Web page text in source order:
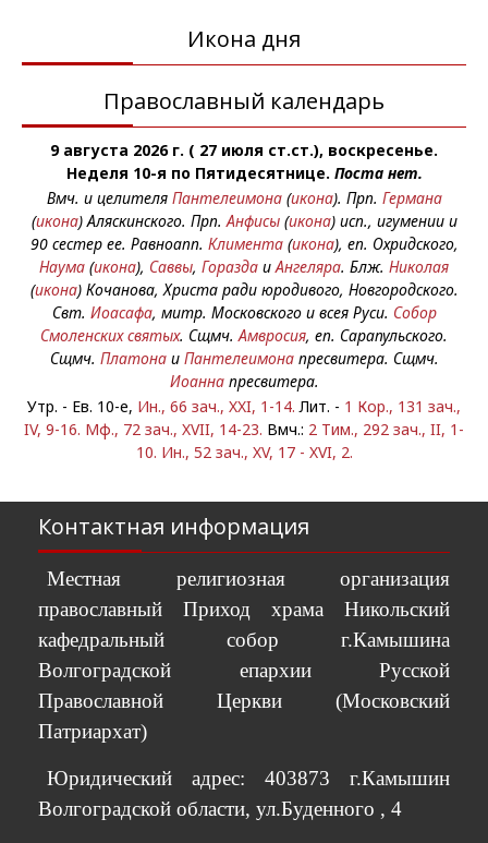
Икона дня
Православный календарь
9 августа 2026 г. ( 27 июля ст.ст.), воскресенье.
Неделя 10-я по Пятидесятнице. Поста нет.
Вмч. и целителя Пантелеимона(икона). Прп. Германа
(икона) Аляскинского. Прп.Анфисы(икона) исп., игумении и
90 сестер ее. Равноапп. Климента(икона), еп. Охридского,
Наума (икона), Саввы, Горазда иАнгеляра. Блж. Николая
(икона) Кочанова, Христа ради юродивого, Новгородского.
Свт. Иоасафа, митр. Московского и всея Руси. Собор
Смоленских святых. Сщмч.Амвросия, еп. Сарапульского.
Сщмч. Платонаи Пантелеимонапресвитера. Сщмч.
Иоаннапресвитера.
Утр. - Ев. 10-е, Ин., 66 зач., XXI, 1-14. Лит. - 1 Кор., 131 зач.,
IV, 9-16. Мф., 72 зач., XVII, 14-23. Вмч.: 2 Тим., 292 зач., II, 1-
10. Ин., 52 зач., XV, 17 - XVI, 2.
Контактная информация
Местная религиозная организация
православный Приход храма Никольский
кафедральный собор г.Камышина
Волгоградской епархии Русской
Православной Церкви (Московский
Патриархат)
Юридический адрес: 403873 г.Камышин
Волгоградской области, ул.Буденного , 4